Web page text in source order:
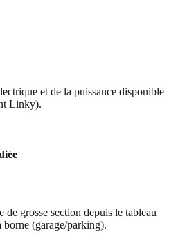
et de la puissance disponible
Linky).
grosse section depuis le tableau
borne (garage/parking).